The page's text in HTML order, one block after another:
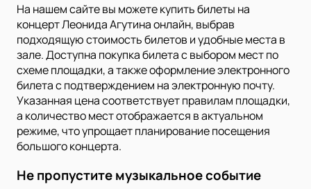
На нашем сайте вы можете купить билеты на
концерт Леонида Агутина онлайн, выбрав
подходящую стоимость билетов и удобные места в
зале. Доступна покупка билета с выбором мест по
схеме площадки, а также оформление электронного
билета с подтверждением на электронную почту.
Указанная цена соответствует правилам площадки,
а количество мест отображается в актуальном
режиме, что упрощает планирование посещения
большого концерта.
Не пропустите музыкальное событие